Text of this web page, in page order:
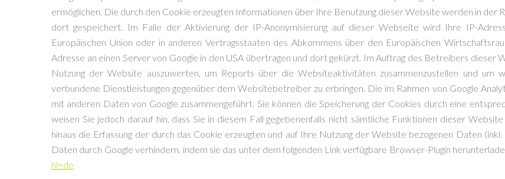
ermöglichen. Die durch den Cookie erzeugten Informationen über Ihre Benutzung dieser Website werden in der
dort gespeichert. Im Falle der Aktivierung der IP-Anonymisierung auf dieser Webseite wird Ihre IP-
Europäischen Union oder in anderen Vertragsstaaten des Abkommens über den Europäischen
Adresse an einen Server von Google in den USA übertragen und dort gekürzt. Im Auftrag des Betreibers
Nutzung der Website auszuwerten, um Reports über die Websiteaktivitäten zusammenzustellen und
verbundene Dienstleistungen gegenüber dem Websitebetreiber zu erbringen. Die im Rahmen von Google
mit anderen Daten von Google zusammengeführt. Sie können die Speicherung der Cookies durch eine
weisen Sie jedoch darauf hin, dass Sie in diesem Fall gegebenenfalls nicht sämtliche Funktionen dieser
hinaus die Erfassung der durch das Cookie erzeugten und auf Ihre Nutzung der Website bezogenen Daten
Daten durch Google verhindern, indem sie das unter dem folgenden Link verfügbare Browser-Plugin
hl=de